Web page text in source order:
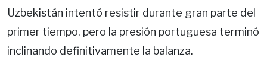
Uzbekistán intentó resistir durante gran parte del
primer tiempo, pero la presión portuguesa terminó
inclinando definitivamente la balanza.